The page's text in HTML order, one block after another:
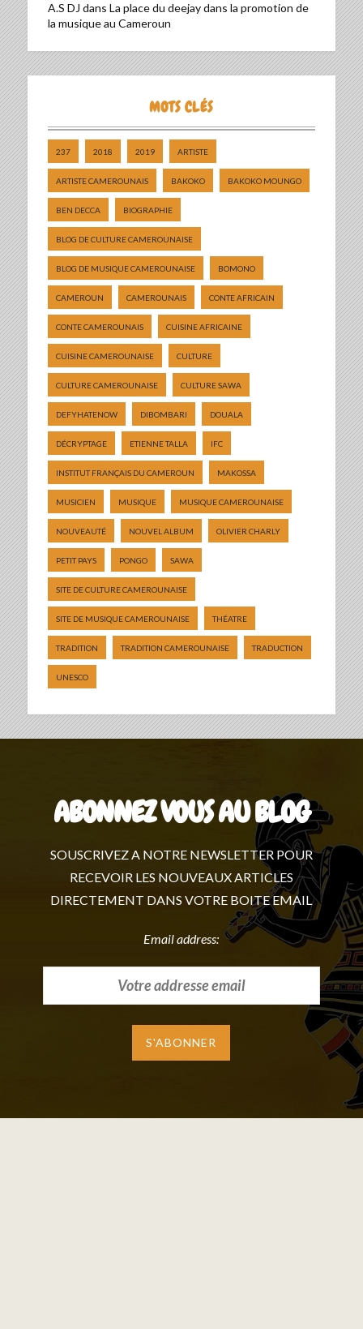
A.S DJ dans La place du deejay dans la promotion de
la musique au Cameroun
MOTS CLÉS
237 2018 2019 ARTISTE
ARTISTE CAMEROUNAIS BAKOKO BAKOKO MOUNGO
BEN DECCA BIOGRAPHIE
BLOG DE CULTURE CAMEROUNAISE
BLOG DE MUSIQUE CAMEROUNAISE BOMONO
CAMEROUN CAMEROUNAIS CONTE AFRICAIN
CONTE CAMEROUNAIS CUISINE AFRICAINE
CUISINE CAMEROUNAISE CULTURE
CULTURE CAMEROUNAISE CULTURE SAWA
DEFYHATENOW DIBOMBARI DOUALA
DÉCRYPTAGE ETIENNE TALLA IFC
INSTITUT FRANÇAIS DU CAMEROUN MAKOSSA
MUSICIEN MUSIQUE MUSIQUE CAMEROUNAISE
NOUVEAUTÉ NOUVEL ALBUM OLIVIER CHARLY
PETIT PAYS PONGO SAWA
SITE DE CULTURE CAMEROUNAISE
SITE DE MUSIQUE CAMEROUNAISE THÉATRE
TRADITION TRADITION CAMEROUNAISE TRADUCTION
UNESCO
ABONNEZ VOUS AU BLOG
SOUSCRIVEZ A NOTRE NEWSLETTER POUR
RECEVOIR LES NOUVEAUX ARTICLES
DIRECTEMENT DANS VOTRE BOITE EMAIL
Email address: